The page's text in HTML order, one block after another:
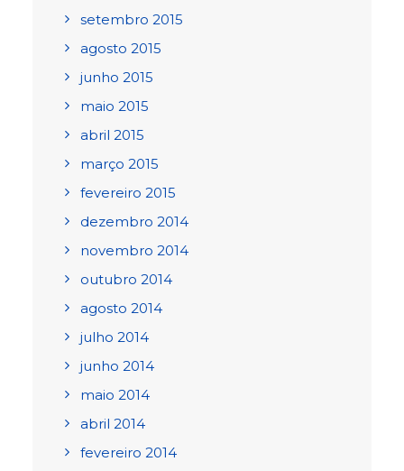
setembro 2015
agosto 2015
junho 2015
maio 2015
abril 2015
março 2015
fevereiro 2015
dezembro 2014
novembro 2014
outubro 2014
agosto 2014
julho 2014
junho 2014
maio 2014
abril 2014
fevereiro 2014